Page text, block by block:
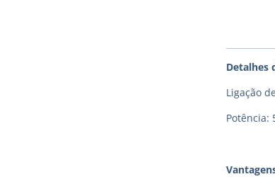
Detalhes
Ligação
Potência: